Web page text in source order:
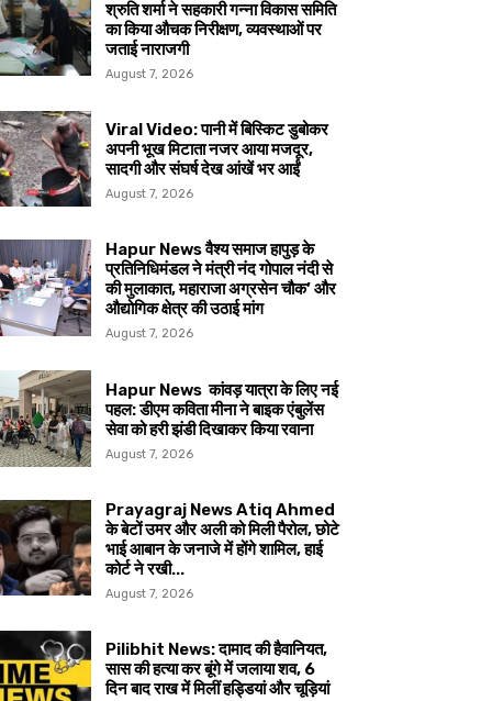
श्रुति शर्मा ने सहकारी गन्ना विकास समिति
का किया औचक निरीक्षण, व्यवस्थाओं पर
जताई नाराजगी
August 7, 2026
Viral Video: पानी में बिस्किट डुबोकर
अपनी भूख मिटाता नजर आया मजदूर,
सादगी और संघर्ष देख आंखें भर आईं
August 7, 2026
Hapur News वैश्य समाज हापुड़ के
प्रतिनिधिमंडल ने मंत्री नंद गोपाल नंदी से
की मुलाकात, महाराजा अग्रसेन चौक’ और
औद्योगिक क्षेत्र की उठाई मांग
August 7, 2026
Hapur News कांवड़ यात्रा के लिए नई
पहल: डीएम कविता मीना ने बाइक एंबुलेंस
सेवा को हरी झंडी दिखाकर किया रवाना
August 7, 2026
Prayagraj News Atiq Ahmed
के बेटों उमर और अली को मिली पैरोल, छोटे
भाई आबान के जनाजे में होंगे शामिल, हाई
कोर्ट ने रखी...
August 7, 2026
Pilibhit News: दामाद की हैवानियत,
सास की हत्या कर बूंगे में जलाया शव, 6
दिन बाद राख में मिलीं हड्डियां और चूड़ियां